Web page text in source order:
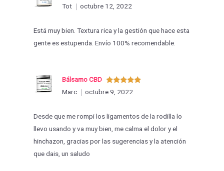
Valorado
con
Tot
octubre 12, 2022
Está muy bien. Textura rica y la gestión que hace esta
gente es estupenda. Envío 100% recomendable.
Valorado
con5de 5
Bálsamo CBD
Marc
octubre 9, 2022
Desde que me rompi los ligamentos de la rodilla lo
llevo usando y va muy bien, me calma el dolor y el
hinchazon, gracias por las sugerencias y la atención
que dais, un saludo